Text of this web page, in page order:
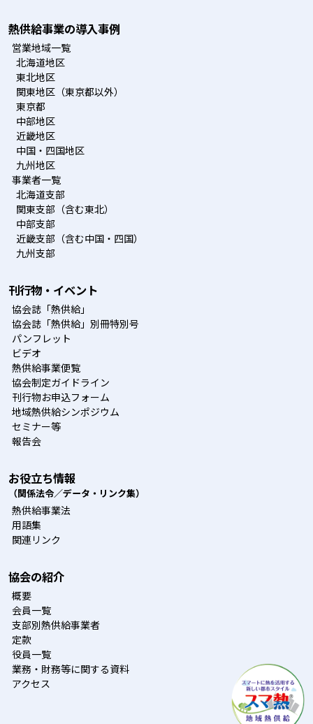
熱供給事業の導入事例
営業地域一覧
北海道地区
東北地区
関東地区（東京都以外）
東京都
中部地区
近畿地区
中国・四国地区
九州地区
事業者一覧
北海道支部
関東支部（含む東北）
中部支部
近畿支部（含む中国・四国）
九州支部
刊行物・イベント
協会誌「熱供給」
協会誌「熱供給」別冊特別号
パンフレット
ビデオ
熱供給事業便覧
協会制定ガイドライン
刊行物お申込フォーム
地域熱供給シンポジウム
セミナー等
報告会
お役立ち情報
（関係法令／データ・リンク集）
熱供給事業法
用語集
関連リンク
協会の紹介
概要
会員一覧
支部別熱供給事業者
定款
役員一覧
業務・財務等に関する資料
アクセス